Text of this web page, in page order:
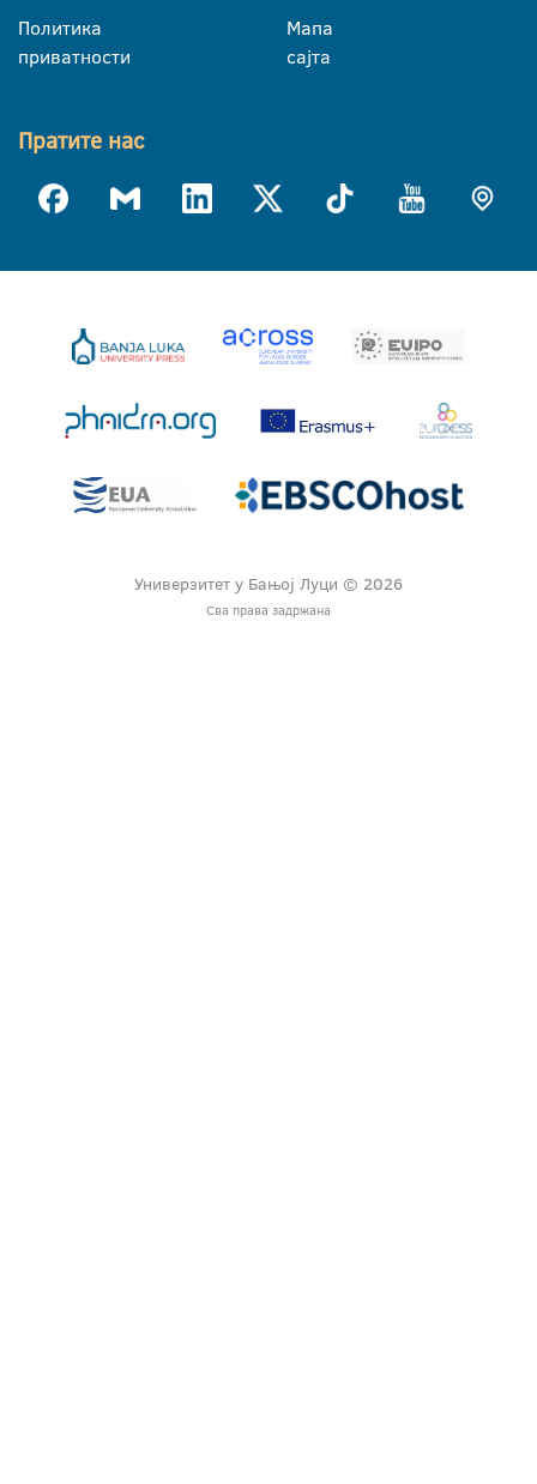
Политика
приватности
Мапа
сајта
Пратите нас
Универзитет у Бањој Луци © 2026
Сва права задржана